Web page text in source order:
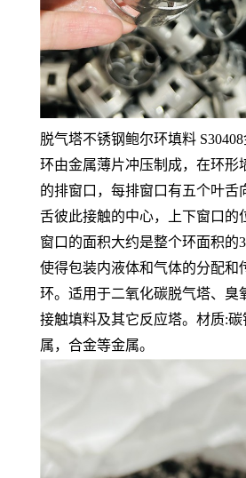
脱气塔不锈钢鲍尔环填料
环由金属薄片冲压制成，在环形
的排窗口，每排窗口有五个叶舌
舌彼此接触的中心，上下窗口的
窗口的面积大约是整个环面积的
使得包装内液体和气体的分配和
环。适用于二氧化碳脱气塔、臭
接触填料及其它反应塔。材质:
属，合金等金属。